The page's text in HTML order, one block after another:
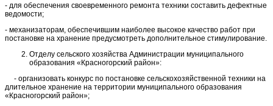
- для обеспечения своевременного ремонта техники составить дефектные
ведомости;
- механизаторам, обеспечившим наиболее высокое качество работ при
постановке на хранение предусмотреть дополнительное стимулирование.
Отделу сельского хозяйства Администрации муниципального
образования «Красногорский район»:
- организовать конкурс по постановке сельскохозяйственной техники на
длительное хранение на территории муниципального образования
«Красногорский район»;